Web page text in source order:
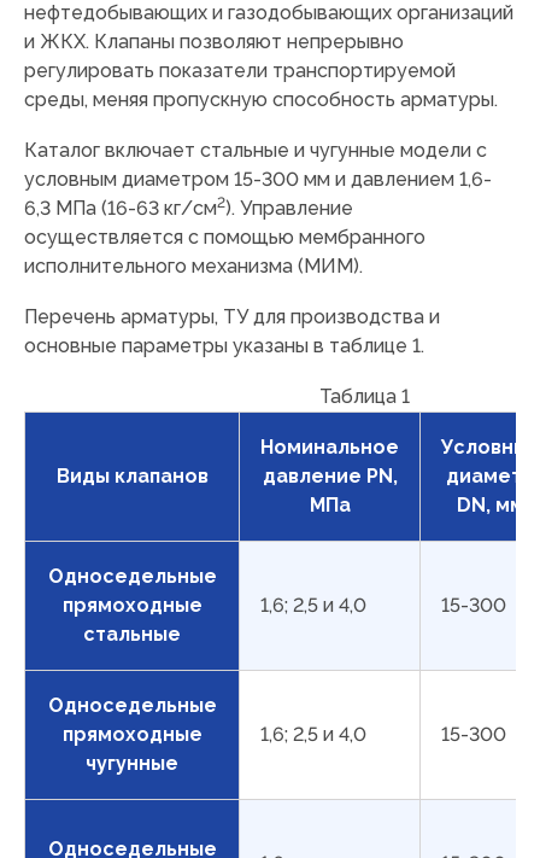
нефтедобывающих и газодобывающих организаций
и ЖКХ. Клапаны позволяют непрерывно
регулировать показатели транспортируемой
среды, меняя пропускную способность арматуры.
Каталог включает стальные и чугунные модели с
условным диаметром 15-300 мм и давлением 1,6-
6,3 МПа (16-63 кг/см2). Управление
осуществляется с помощью мембранного
исполнительного механизма (МИМ).
Перечень арматуры, ТУ для производства и
основные параметры указаны в таблице 1.
Таблица 1
Виды клапанов
Номинальное
давление PN,
МПа
Условный
диаметр
DN, мм
Односедельные
прямоходные
стальные
1,6; 2,5 и 4,0 15-300
Односедельные
прямоходные
чугунные
1,6; 2,5 и 4,0 15-300
Односедельные